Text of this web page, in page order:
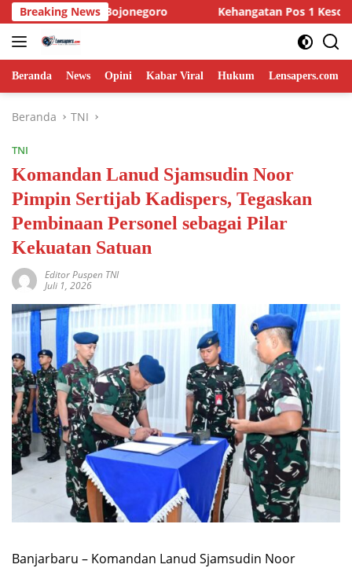
Langsung
ke
konten
Breaking News Kehangatan Pos 1 Kesongo: Ketika Satgas
Beranda News Opini Kabar Viral Hukum Lensapers.com
Beranda TNI
TNI
Komandan Lanud Sjamsudin Noor
Pimpin Sertijab Kadispers, Tegaskan
Pembinaan Personel sebagai Pilar
Kekuatan Satuan
Editor Puspen TNI
Juli 1, 2026
Banjarbaru – Komandan Lanud Sjamsudin Noor